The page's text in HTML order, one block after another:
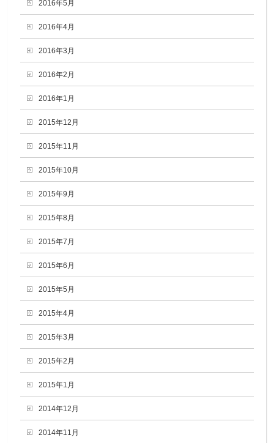
2016年5月
2016年4月
2016年3月
2016年2月
2016年1月
2015年12月
2015年11月
2015年10月
2015年9月
2015年8月
2015年7月
2015年6月
2015年5月
2015年4月
2015年3月
2015年2月
2015年1月
2014年12月
2014年11月